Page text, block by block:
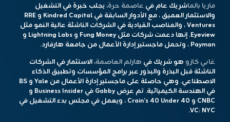
ماريا بالماشريك عام في عاصمة حرة، يجلب خبرة في التشغيل
والاستثمار العميق ، مع الأدوار السابقة في Kindred Capital و RRE
Ventures ، والمناصب القيادية في الشركات الناشئة عالية النمو مثل
Eyeview. إنها دعمت شركات مثل Fung Money و Lightning Labs و
Payman ، وتحمل ماجستير إدارة الأعمال من جامعة هارفارد.
غابي كازو هو شريك في هارلم العاصمة، الاستثمار في الشركات
الناشئة قبل البذرة والبذور عبر برامج المؤسسات وتطبيق الذكاء
الاصطناعي. وهي حاصلة على ماجستير إدارة الأعمال من Yale و BS
في الهندسة الكيميائية. تم عرض Gabby في Business Insider و
CNBC و Crain’s 40 Under 40 ، ويعمل في مجلس بدء التشغيل في
VC: NYC.